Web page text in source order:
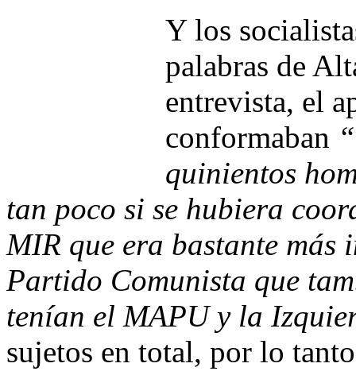
Y los
palabras de
entrevista, el
conformaban
quinientos
tan poco si se hubiera
MIR que era bastante más
Partido Comunista que
tenían el MAPU y la
sujetos en total, por lo